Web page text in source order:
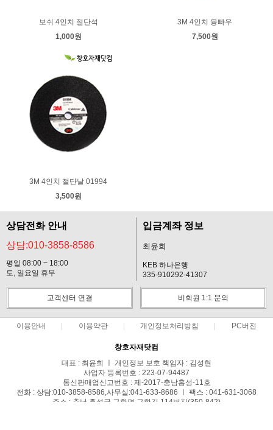
보쉬 4인치 절단석
1,000원
3M 4인치 융빠우
7,500원
3M 4인치 절단날 01994
3,500원
상담전화 안내
상담:010-3858-8586
평일 08:00 ~ 18:00
토, 일요일 휴무
입금계좌 정보
최윤희
KEB 하나은행
335-910292-41307
고객센터 연결 비회원 1:1 문의
이용안내 이용약관 개인정보처리방침 PC버전
창호자재닷컴
대표 : 최윤희 ㅣ 개인정보 보호 책임자 : 김성현
사업자 등록번호 : 223-07-94487
통신판매업신고번호 : 제-2017-충남홍성-11호
전화 : 상담:010-3858-8586,사무실:041-633-8686 ㅣ 팩스 : 041-631-3068
주소 : 충남 홍성군 구항면 구항길 114번지(350-842)